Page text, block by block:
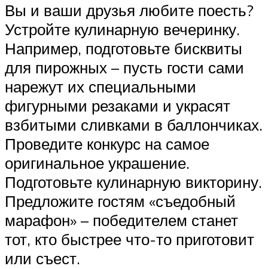
Вы и ваши друзья любите поесть?
Устройте кулинарную вечеринку.
Например, подготовьте бисквиты
для пирожных – пусть гости сами
нарежут их специальными
фигурными резаками и украсят
взбитыми сливками в баллончиках.
Проведите конкурс на самое
оригинальное украшение.
Подготовьте кулинарную викторину.
Предложите гостям «съедобный
марафон» – победителем станет
тот, кто быстрее что-то приготовит
или съест.